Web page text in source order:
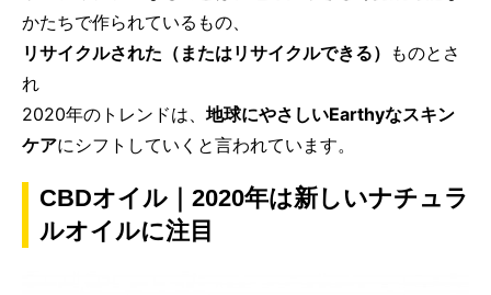
かたちで作られているもの、
リサイクルされた（またはリサイクルできる） ものとさ
れ
2020年のトレンドは、 地球にやさしいEarthyなスキン
ケアにシフトしていくと言われています。
CBDオイル｜2020年は新しいナチュラ
ルオイルに注目